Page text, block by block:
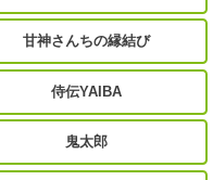
甘神さんちの縁結び
侍伝YAIBA
鬼太郎